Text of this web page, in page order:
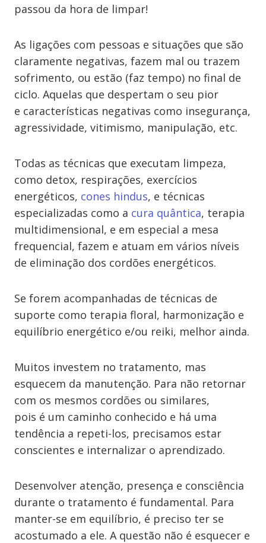
passou da hora de limpar!
As ligações com pessoas e situações que são
claramente negativas, fazem mal ou trazem
sofrimento, ou estão (faz tempo) no final de
ciclo. Aquelas que despertam o seu pior
e características negativas como insegurança,
agressividade, vitimismo, manipulação, etc.
Todas as técnicas que executam limpeza,
como detox, respirações, exercícios
energéticos, cones hindus, e técnicas
especializadas como a cura quântica, terapia
multidimensional, e em especial a mesa
frequencial, fazem e atuam em vários níveis
de eliminação dos cordões energéticos.
Se forem acompanhadas de técnicas de
suporte como terapia floral, harmonização e
equilíbrio energético e/ou reiki, melhor ainda.
Muitos investem no tratamento, mas
esquecem da manutenção. Para não retornar
com os mesmos cordões ou similares,
pois é um caminho conhecido e há uma
tendência a repeti-los, precisamos estar
conscientes e internalizar o aprendizado.
Desenvolver atenção, presença e consciência
durante o tratamento é fundamental. Para
manter-se em equilíbrio, é preciso ter se
acostumado a ele. A questão não é esquecer e